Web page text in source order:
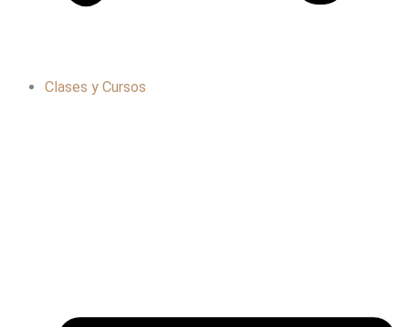
Clases y Cursos